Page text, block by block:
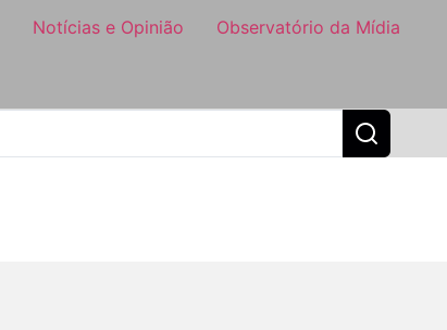
Notícias e Opinião Observatório da Mídia